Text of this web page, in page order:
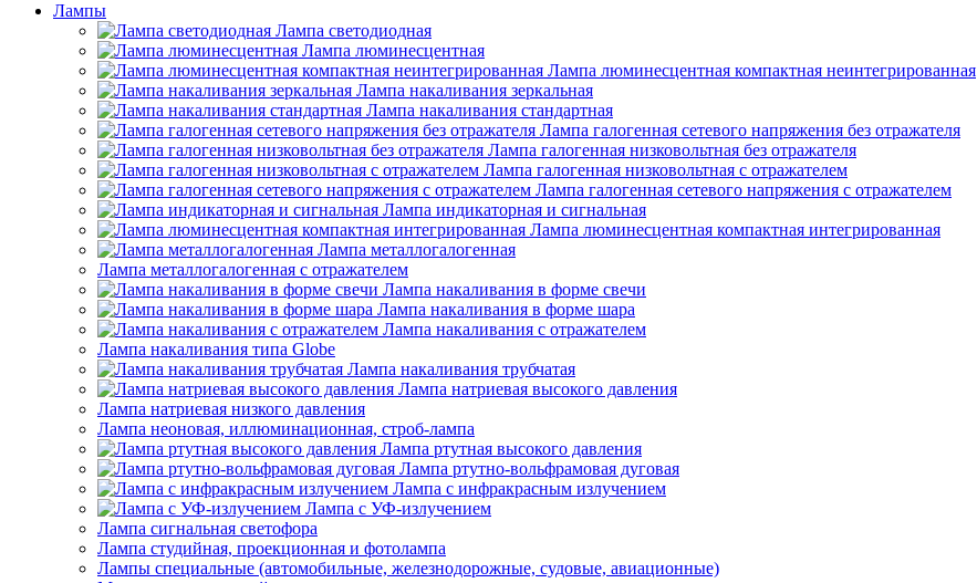
Лампы
Лампа светодиодная
Лампа люминесцентная
Лампа люминесцентная компактная неинтегрированная
Лампа накаливания зеркальная
Лампа накаливания стандартная
Лампа галогенная сетевого напряжения без отражателя
Лампа галогенная низковольтная без отражателя
Лампа галогенная низковольтная с отражателем
Лампа галогенная сетевого напряжения с отражателем
Лампа индикаторная и сигнальная
Лампа люминесцентная компактная интегрированная
Лампа металлогалогенная
Лампа металлогалогенная с отражателем
Лампа накаливания в форме свечи
Лампа накаливания в форме шара
Лампа накаливания с отражателем
Лампа накаливания типа Globe
Лампа накаливания трубчатая
Лампа натриевая высокого давления
Лампа натриевая низкого давления
Лампа неоновая, иллюминационная, строб-лампа
Лампа ртутная высокого давления
Лампа ртутно-вольфрамовая дуговая
Лампа с инфракрасным излучением
Лампа с УФ-излучением
Лампа сигнальная светофора
Лампа студийная, проекционная и фотолампа
Лампы специальные (автомобильные, железнодорожные, судовые, авиационные)